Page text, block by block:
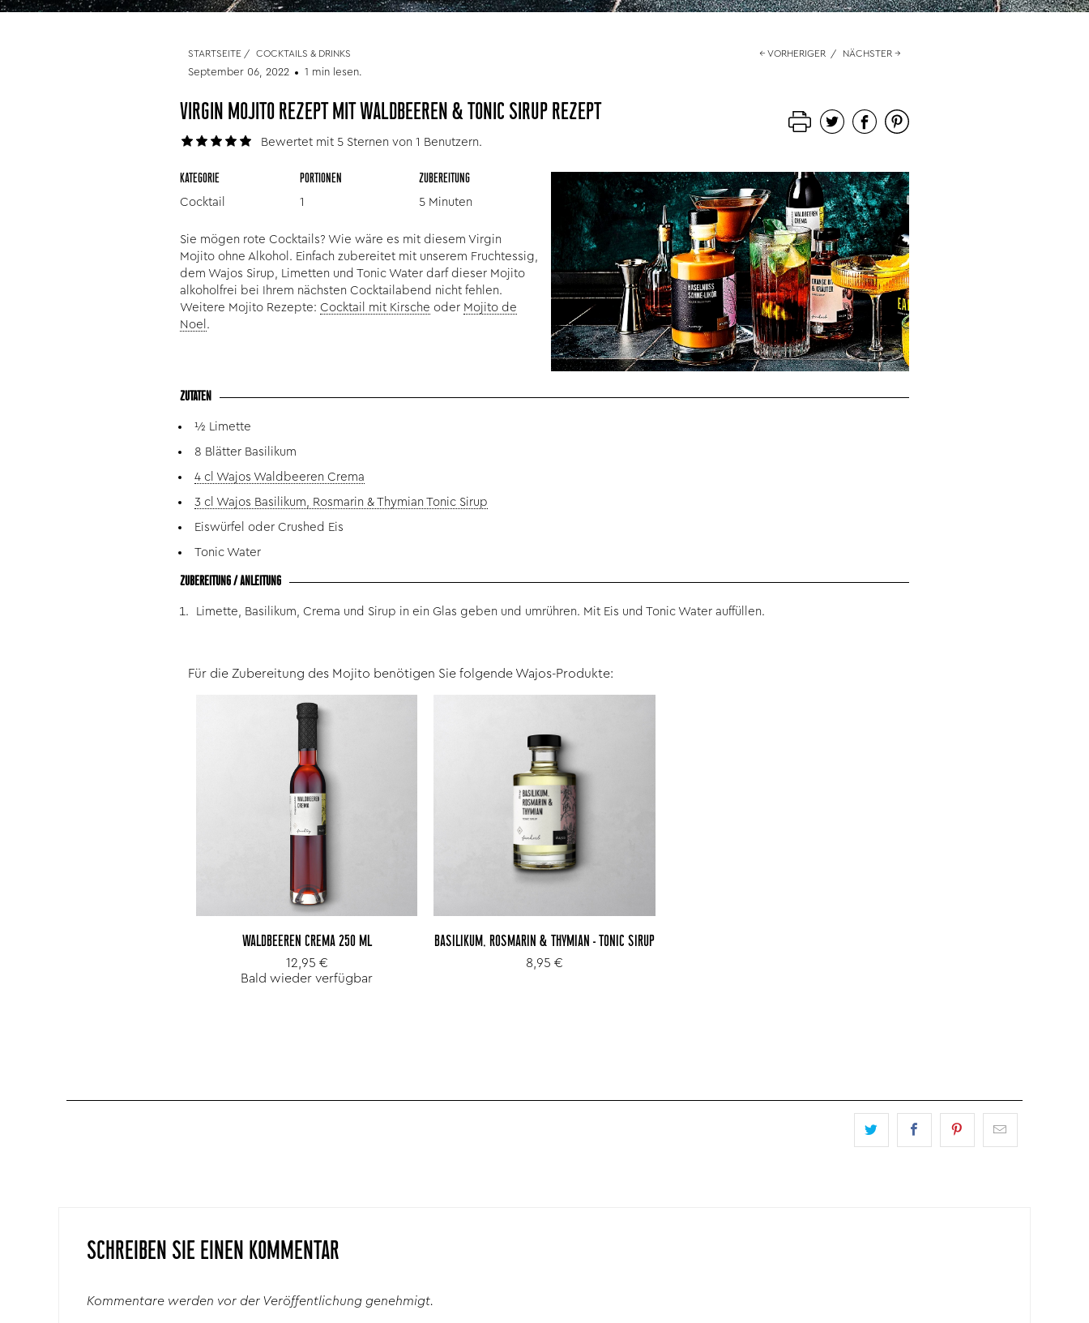
STARTSEITE / COCKTAILS & DRINKS ← VORHERIGER / NÄCHSTER →
September 06, 2022 1 min lesen.
VIRGIN MOJITO REZEPT MIT WALDBEEREN & TONIC SIRUP REZEPT
Bewertet mit 5 Sternen von 1 Benutzern.
KATEGORIE
Cocktail
PORTIONEN
1
ZUBEREITUNG
5 Minuten
Sie mögen rote Cocktails? Wie wäre es mit diesem Virgin
Mojito ohne Alkohol. Einfach zubereitet mit unserem Fruchtessig,
dem Wajos Sirup, Limetten und Tonic Water darf dieser Mojito
alkoholfrei bei Ihrem nächsten Cocktailabend nicht fehlen.
Weitere Mojito Rezepte: Cocktail mit Kirsche oder Mojito de
Noel .
ZUTATEN
½ Limette
8 Blätter Basilikum
4 cl Wajos Waldbeeren Crema
3 cl Wajos Basilikum, Rosmarin & Thymian Tonic Sirup
Eiswürfel oder Crushed Eis
Tonic Water
ZUBEREITUNG / ANLEITUNG
Limette, Basilikum, Crema und Sirup in ein Glas geben und umrühren. Mit Eis und Tonic Water auffüllen.
Für die Zubereitung des Mojito benötigen Sie folgende Wajos-Produkte:
WALDBEEREN CREMA 250 ML
12,95 €
Bald wieder verfügbar
BASILIKUM, ROSMARIN & THYMIAN - TONIC SIRUP
8,95 €
SCHREIBEN SIE EINEN KOMMENTAR
Kommentare werden vor der Veröffentlichung genehmigt.